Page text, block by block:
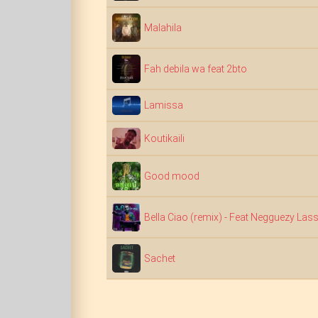
Malahila
Fah debila wa feat 2bto
Lamissa
Koutikaili
Good mood
Bella Ciao (remix) - Feat Negguezy
Sachet